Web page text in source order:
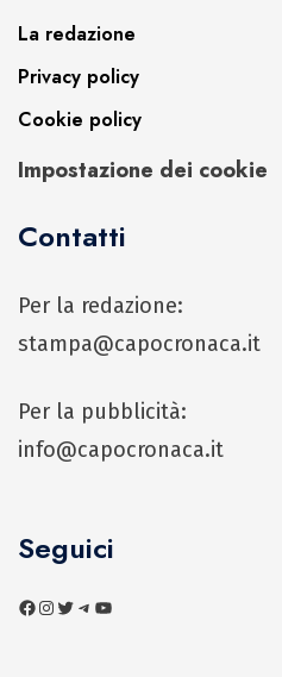
La redazione
Privacy policy
Cookie policy
Impostazione dei cookie
Contatti
Per la redazione:
stampa@capocronaca.it
Per la pubblicità:
info@capocronaca.it
Seguici